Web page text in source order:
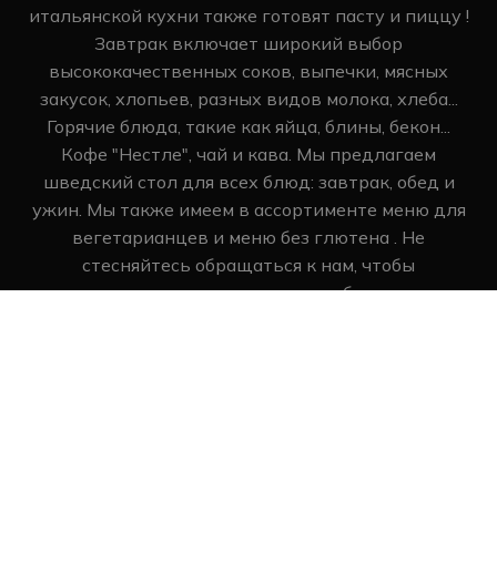
итальянской кухни также готовят пасту и пиццу !
Завтрак включает широкий выбор
высококачественных соков, выпечки, мясных
закусок, хлопьев, разных видов молока, хлеба...
Горячие блюда, такие как яйца, блины, бекон...
Кофе "Нестле", чай и кава. Мы предлагаем
шведский стол для всех блюд: завтрак, обед и
ужин. Мы также имеем в ассортименте меню для
вегетарианцев и меню без глютена . Не
стесняйтесь обращаться к нам, чтобы
персонализировать ваше пребывание